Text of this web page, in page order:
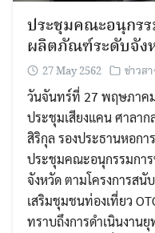
ประชุมคณะอนุกร
ผลิตภัณฑ์ระดับจัง
27 May 2562 ข่าวส
วันจันทร์ที่ 27 พฤษภาค
ประชุมเสียงแคน ศาลา
สิริกุล รองประธานหอกา
ประชุมคณะอนุกรรมกา
จังหวัด ตามโครงการสนั
เสริมชุมชนท่องเที่ยว
ทราบถึงการดำเนินงาน